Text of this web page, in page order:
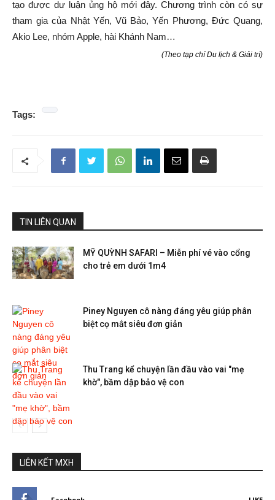
tạo được dư luận ủng hộ mới đây. Chương trình còn có sự
tham gia của Nhật Yến, Vũ Bảo, Yến Phương, Đức Quang,
Akio Lee, nhóm Apple, hài Khánh Nam…
(Theo tạp chí Du lịch & Giải trí)
Tags:
TIN LIÊN QUAN
MỸ QUỲNH SAFARI – Miễn phí vé vào cổng
cho trẻ em dưới 1m4
Piney Nguyen cô nàng đáng yêu giúp phân
biệt cọ mắt siêu đơn giản
Thu Trang kể chuyện lần đầu vào vai "mẹ
khờ", bầm dập bảo vệ con
LIÊN KẾT MXH